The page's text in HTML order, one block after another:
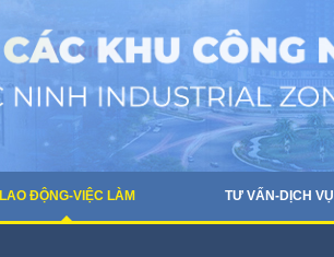
LAO ĐỘNG-VIỆC LÀM TƯ VẤN-DỊCH VỤ